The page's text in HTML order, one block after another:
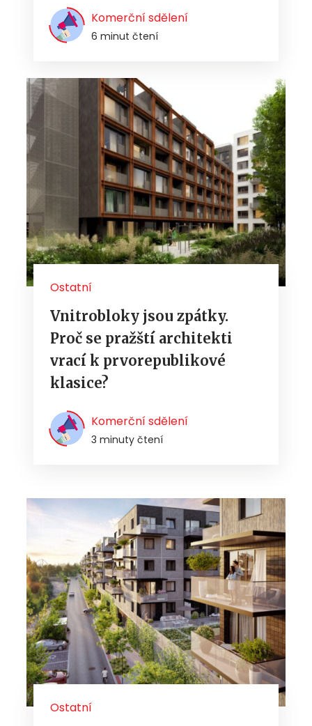
Komerční sdělení
6 minut čtení
Ostatní
Vnitrobloky jsou zpátky.
Proč se pražští architekti
vrací k prvorepublikové
klasice?
Komerční sdělení
3 minuty čtení
Ostatní